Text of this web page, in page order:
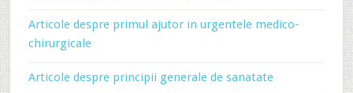
Articole despre primul ajutor in urgentele medico-
chirurgicale
Articole despre principii generale de sanatate